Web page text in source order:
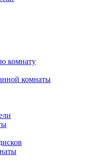
комнату
комнаты